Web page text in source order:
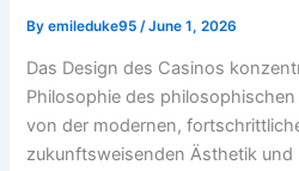
Byemileduke95/June 1, 2026
Das Design des Casinos
Philosophie des
von der modernen,
zukunftsweisenden Ästhetik und